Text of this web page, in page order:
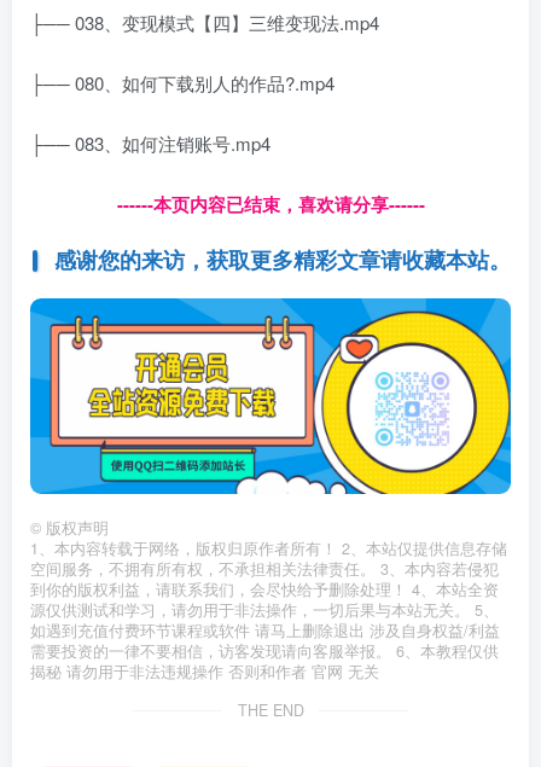
├── 038、变现模式【四】三维变现法.mp4
├── 080、如何下载别人的作品?.mp4
├── 083、如何注销账号.mp4
------本页内容已结束，喜欢请分享------
感谢您的来访，获取更多精彩文章请收藏本站。
© 版权声明
1、本内容转载于网络，版权归原作者所有！ 2、本站仅提供信息存储
空间服务，不拥有所有权，不承担相关法律责任。 3、本内容若侵犯
到你的版权利益，请联系我们，会尽快给予删除处理！ 4、本站全资
源仅供测试和学习，请勿用于非法操作，一切后果与本站无关。 5、
如遇到充值付费环节课程或软件 请马上删除退出 涉及自身权益/利益
需要投资的一律不要相信，访客发现请向客服举报。 6、本教程仅供
揭秘 请勿用于非法违规操作 否则和作者 官网 无关
THE END